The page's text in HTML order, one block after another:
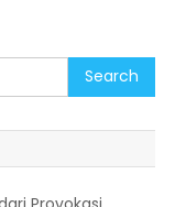
Search